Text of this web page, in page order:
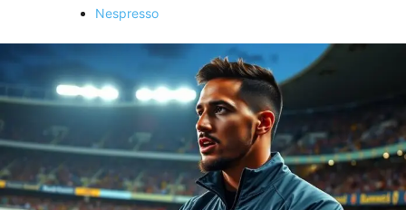
Nespresso